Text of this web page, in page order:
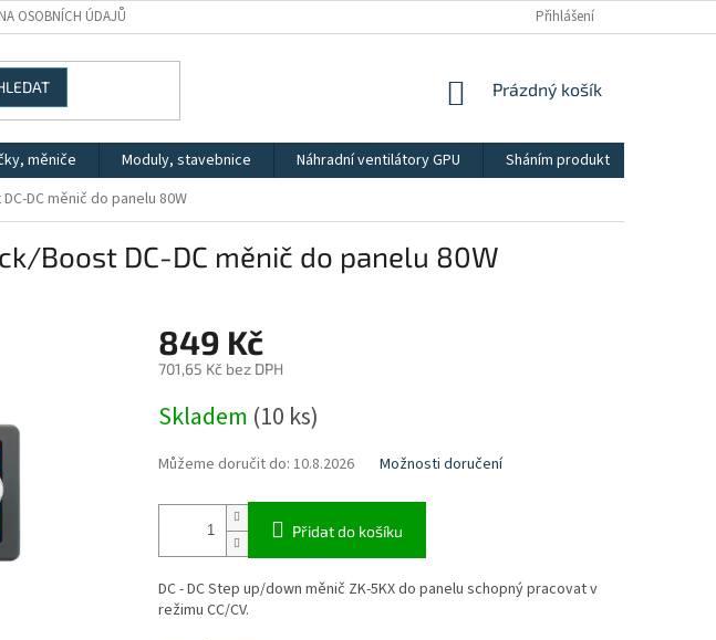
OSOBNÍCH ÚDAJŮ Přihlášení
NÁKUPNÍ
Prázdný košík
měniče Moduly, stavebnice Náhradní ventilátory GPU Sháním produkt
DC měnič do panelu 80W
Boost DC-DC měnič do panelu 80W
849 Kč
701,65 Kč bez DPH
cena:
Skladem (10 ks)
Můžeme doručit do: 10.8.2026 Možnosti doručení
Přidat do košíku
DC - DC Step up/down měnič ZK-5KX do panelu schopný pracovat v
režimu CC/CV.